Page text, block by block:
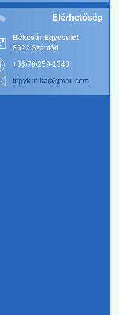
Elérhetőség
Békevár Egyesület
8622 Szántód
+36/70/259-1348
frigyklinika@gmail.com